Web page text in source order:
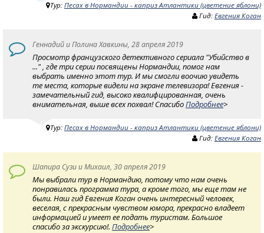
Тур: Песах в Нормандии - каприз Атлантики (цветение яблони)
Гид: Евгения Коган
Геннадий и Полина Хавкины, 28 апреля 2019
Просмотр французского детективного сериала "Убийство в
..." , где три серии посвящены Нормандии, помог нам
выбрать именно этот тур. И мы смогли воочию увидеть
те места, которые видели на экране телевизора! Евгения -
замечательный гид, высоко квалифцированная, очень
внимательная, выше всех похвал! СпасибоПодробнее>
Тур: Песах в Нормандии - каприз Атлантики (цветение яблони)
Гид: Евгения Коган
Шапира Сузи и Михаил, 30 апреля 2019
Мы выбрали тур в Нормандию, потому что нам очень
понравилась программа тура, а кроме того, мы еще там не
были. Наш гид Евгения Коган очень интересный человек,
веселая, с прекрасным чувством юмора, прекрасно владеет
информацией и умеет ее подать туристам. Большое
спасибо за экскурсию!. Подробнее>